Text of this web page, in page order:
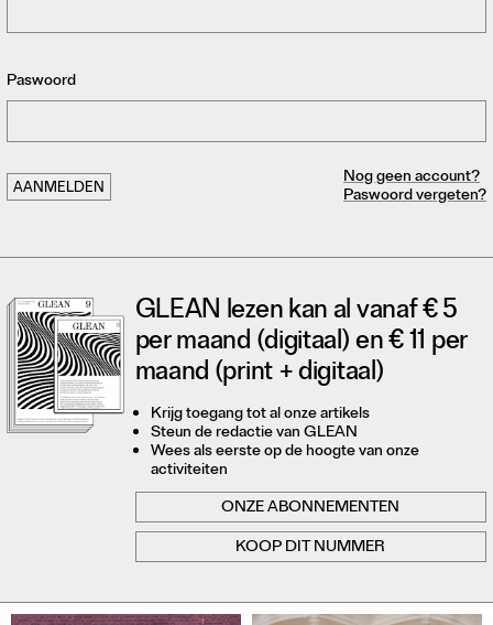
Paswoord
Nog geen account?
Paswoord vergeten?
GLEAN lezen kan al vanaf € 5
per maand (digitaal) en € 11 per
maand (print + digitaal)
Krijg toegang tot al onze artikels
Steun de redactie van GLEAN
Wees als eerste op de hoogte van onze
activiteiten
ONZE ABONNEMENTEN
KOOP DIT NUMMER